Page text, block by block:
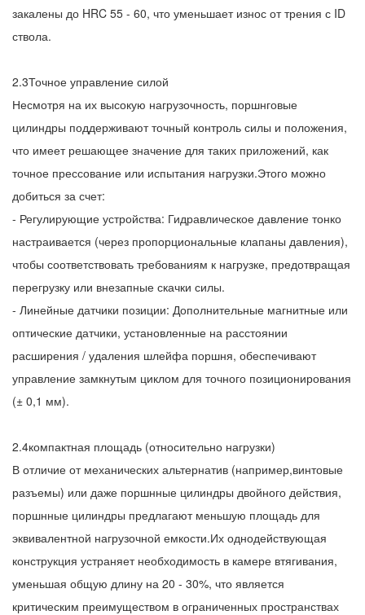
закалены до HRC 55 - 60, что уменьшает износ от трения с ID
ствола.
2.3Точное управление силой
Несмотря на их высокую нагрузочность, поршнговые
цилиндры поддерживают точный контроль силы и положения,
что имеет решающее значение для таких приложений, как
точное прессование или испытания нагрузки.Этого можно
добиться за счет:
- Регулирующие устройства: Гидравлическое давление тонко
настраивается (через пропорциональные клапаны давления),
чтобы соответствовать требованиям к нагрузке, предотвращая
перегрузку или внезапные скачки силы.
- Линейные датчики позиции: Дополнительные магнитные или
оптические датчики, установленные на расстоянии
расширения / удаления шлейфа поршня, обеспечивают
управление замкнутым циклом для точного позиционирования
(± 0,1 мм).
2.4компактная площадь (относительно нагрузки)
В отличие от механических альтернатив (например,винтовые
разъемы) или даже поршнные цилиндры двойного действия,
поршнные цилиндры предлагают меньшую площадь для
эквивалентной нагрузочной емкости.Их однодействующая
конструкция устраняет необходимость в камере втягивания,
уменьшая общую длину на 20 - 30%, что является
критическим преимуществом в ограниченных пространствах